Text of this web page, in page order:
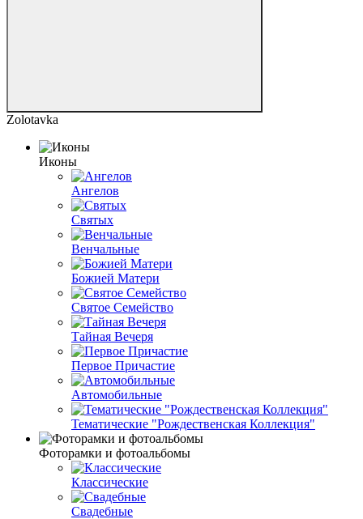
Zolotavka
Иконы
Ангелов
Святых
Венчальные
Божией Матери
Святое Семейство
Тайная Вечеря
Первое Причастие
Автомобильные
Тематические "Рождественская Коллекция"
Фоторамки и фотоальбомы
Классические
Свадебные